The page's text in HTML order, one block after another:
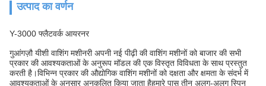
उत्पाद का वर्णन
Y-3000 फ्लैटवर्क आयरनर
गुआंगज़ौ यीशी वाशिंग मशीनरी अपनी नई पीढ़ी की वाशिंग मशीनों को बाजार की सभी
प्रकार की आवश्यकताओं के अनुरूप मॉडल की एक विस्तृत विविधता के साथ प्रस्तुत
करती है।विभिन्न प्रकार की औद्योगिक वाशिंग मशीनों को दक्षता और क्षमता के संदर्भ में
आवश्यकताओं के अनुसार अनुकूलित किया जाता हैहमारे पास तीन अलग-अलग स्पिन